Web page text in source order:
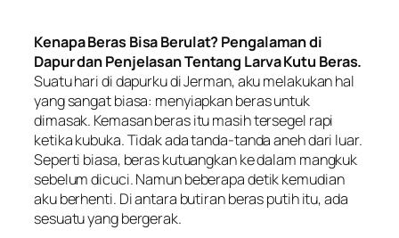
Kenapa Beras Bisa Berulat? Pengalaman di
Dapur dan Penjelasan Tentang Larva Kutu Beras.
Suatu hari di dapurku di Jerman, aku melakukan hal
yang sangat biasa: menyiapkan beras untuk
dimasak. Kemasan beras itu masih tersegel rapi
ketika kubuka. Tidak ada tanda-tanda aneh dari luar.
Seperti biasa, beras kutuangkan ke dalam mangkuk
sebelum dicuci. Namun beberapa detik kemudian
aku berhenti. Di antara butiran beras putih itu, ada
sesuatu yang bergerak.